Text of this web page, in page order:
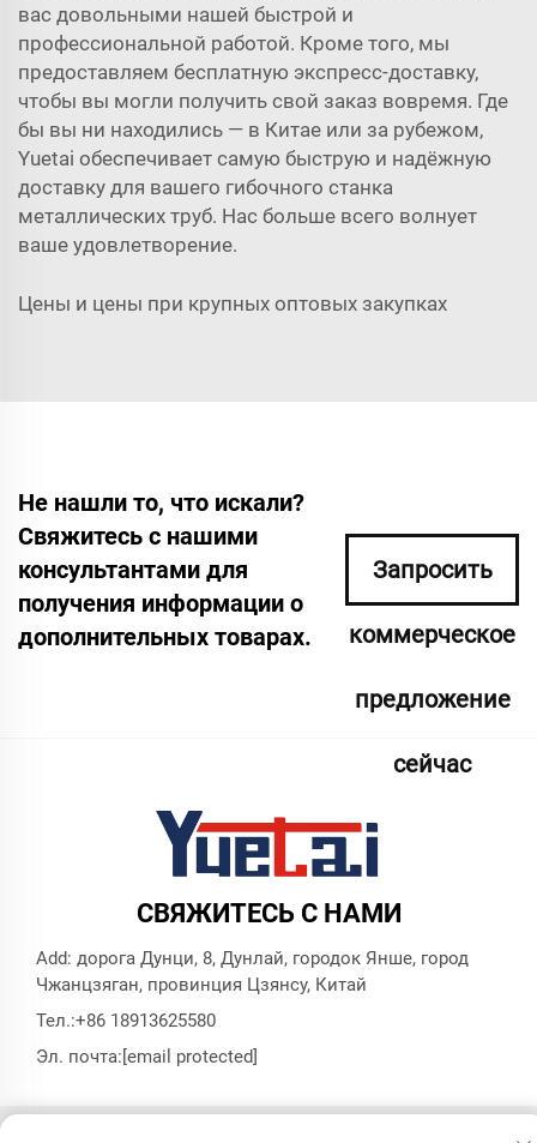
вас довольными нашей быстрой и
профессиональной работой. Кроме того, мы
предоставляем бесплатную экспресс-доставку,
чтобы вы могли получить свой заказ вовремя. Где
бы вы ни находились — в Китае или за рубежом,
Yuetai обеспечивает самую быструю и надёжную
доставку для вашего гибочного станка
металлических труб. Нас больше всего волнует
ваше удовлетворение.
Цены и цены при крупных оптовых закупках
Не нашли то, что искали?
Свяжитесь с нашими
консультантами для
получения информации о
дополнительных товарах.
Запросить
коммерческое
предложение
сейчас
СВЯЖИТЕСЬ С НАМИ
Add: дорога Дунци, 8, Дунлай, городок Янше, город
Чжанцзяган, провинция Цзянсу, Китай
Тел.:+86 18913625580
Эл. почта:[email protected]